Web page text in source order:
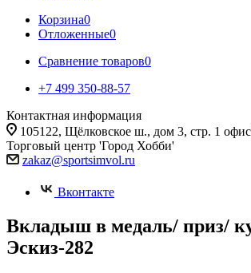
Корзина0
Отложенные0
Сравнение товаров0
+7 499 350-88-57
Контактная информация
105122, Щёлковское ш., дом 3, стр. 1
Торговый центр 'Город Хобби'
zakaz@sportsimvol.ru
Вконтакте
Вкладыш в медаль/ приз/
Эскиз-282